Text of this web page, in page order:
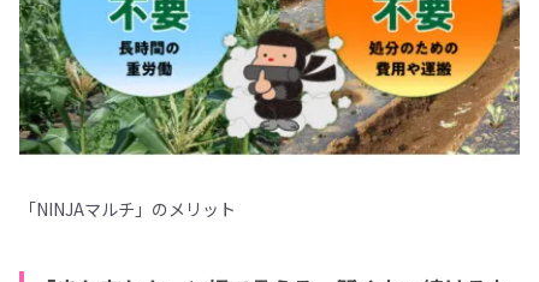
「NINJAマルチ」のメリット